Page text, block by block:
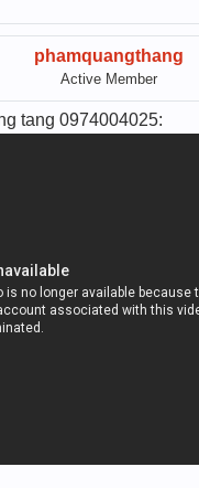
phamquangthang
Active Member
tang 0974004025: